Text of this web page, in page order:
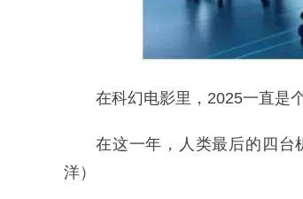
在科幻电影里，2025一直是
在这一年，人类最后的四台
洋）